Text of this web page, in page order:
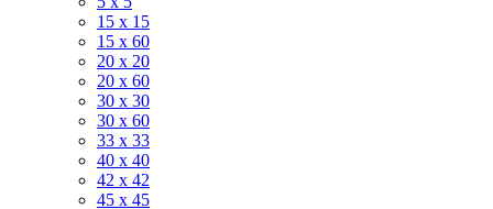
15 x 15
15 x 60
20 х 20
20 x 60
30 х 30
30 x 60
33 x 33
40 х 40
42 x 42
45 x 45